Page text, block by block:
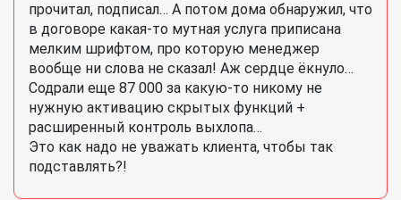
прочитал, подписал… А потом дома обнаружил, что
в договоре какая-то мутная услуга приписана
мелким шрифтом, про которую менеджер
вообще ни слова не сказал! Аж сердце ёкнуло…
Содрали еще 87 000 за какую-то никому не
нужную активацию скрытых функций +
расширенный контроль выхлопа…
Это как надо не уважать клиента, чтобы так
подставлять?!